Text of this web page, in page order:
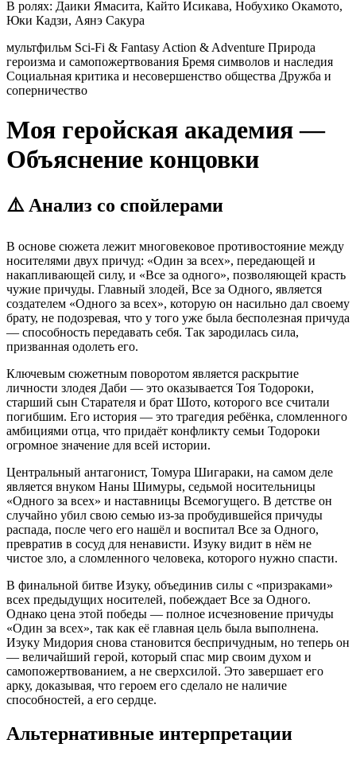
В ролях: Даики Ямасита, Кайто Исикава, Нобухико Окамото,
Юки Кадзи, Аянэ Сакура
мультфильм Sci-Fi & Fantasy Action & Adventure Природа
героизма и самопожертвования Бремя символов и наследия
Социальная критика и несовершенство общества Дружба и
соперничество
Моя геройская академия —
Объяснение концовки
⚠️ Анализ со спойлерами
В основе сюжета лежит многовековое противостояние между
носителями двух причуд: «Один за всех», передающей и
накапливающей силу, и «Все за одного», позволяющей красть
чужие причуды. Главный злодей, Все за Одного, является
создателем «Одного за всех», которую он насильно дал своему
брату, не подозревая, что у того уже была бесполезная причуда
— способность передавать себя. Так зародилась сила,
призванная одолеть его.
Ключевым сюжетным поворотом является раскрытие
личности злодея Даби — это оказывается Тоя Тодороки,
старший сын Старателя и брат Шото, которого все считали
погибшим. Его история — это трагедия ребёнка, сломленного
амбициями отца, что придаёт конфликту семьи Тодороки
огромное значение для всей истории.
Центральный антагонист, Томура Шигараки, на самом деле
является внуком Наны Шимуры, седьмой носительницы
«Одного за всех» и наставницы Всемогущего. В детстве он
случайно убил свою семью из-за пробудившейся причуды
распада, после чего его нашёл и воспитал Все за Одного,
превратив в сосуд для ненависти. Изуку видит в нём не
чистое зло, а сломленного человека, которого нужно спасти.
В финальной битве Изуку, объединив силы с «призраками»
всех предыдущих носителей, побеждает Все за Одного.
Однако цена этой победы — полное исчезновение причуды
«Один за всех», так как её главная цель была выполнена.
Изуку Мидория снова становится беспричудным, но теперь он
— величайший герой, который спас мир своим духом и
самопожертвованием, а не сверхсилой. Это завершает его
арку, доказывая, что героем его сделало не наличие
способностей, а его сердце.
Альтернативные интерпретации